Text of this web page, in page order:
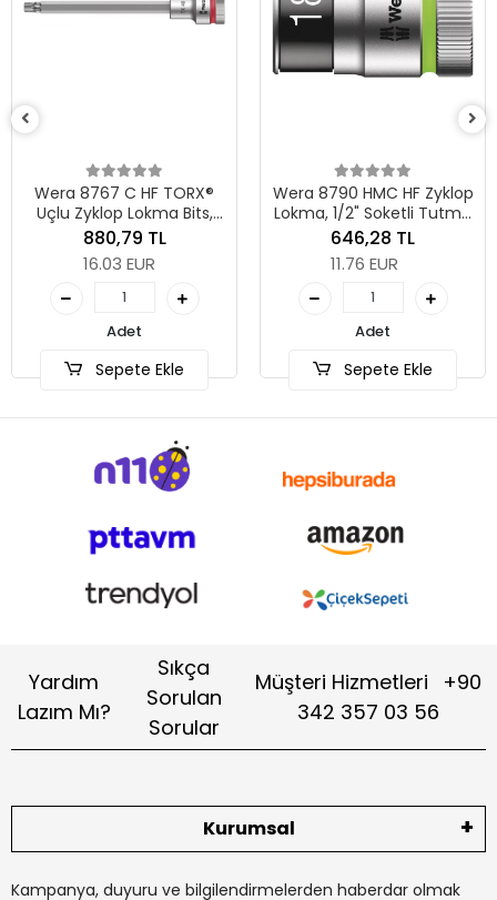
Wera 8767 C HF TORX®
Uçlu Zyklop Lokma Bits,
1/2" Soketli, Tutma
Fonksiyonlu, TX 40 x 140
mm
880,79 TL
16.03 EUR
Adet
Sepete Ekle
Wera 8790 HMC HF Zyklop
Lokma, 1/2" Soketli Tutma
Fonksiyonlu, 18 x 37 mm
646,28 TL
11.76 EUR
Adet
Sepete Ekle
Yardım
Lazım Mı?
Sıkça
Sorulan
Sorular
Müşteri Hizmetleri
+90
342 357 03 56
Kurumsal
Kampanya, duyuru ve bilgilendirmelerden haberdar olmak